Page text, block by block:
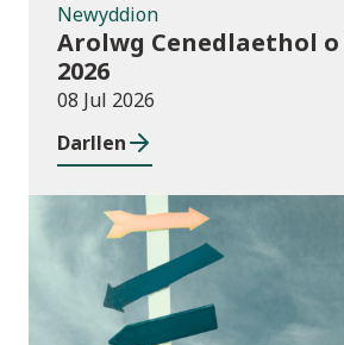
Newyddion
Arolwg Cenedlaethol
2026
08 Jul 2026
Darllen